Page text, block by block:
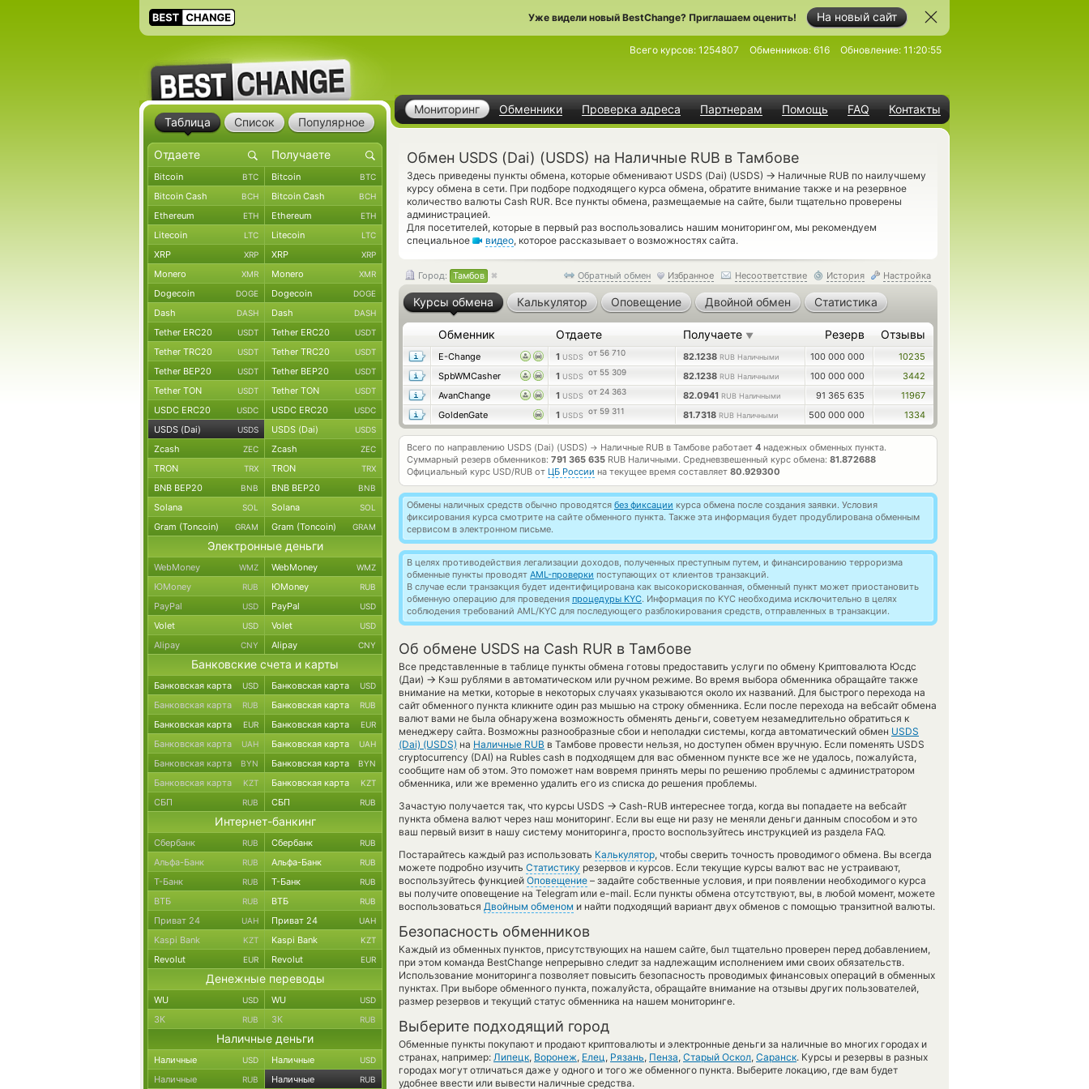
На новый сайт
Уже видели новый BestChange? Приглашаем оценить!
Мониторинг Обменники Проверка адреса Партнерам Помощь FAQ Контакты
Всего курсов: 1254807 Обменников: 616 Обновление: 11:20:55
Обмен USDS (Dai) (USDS) на Наличные RUB в Тамбове
Здесь приведены пункты обмена, которые обменивают USDS (Dai) (USDS) → Наличные RUB по наилучшему
курсу обмена в сети. При подборе подходящего курса обмена, обратите внимание также и на резервное
количество валюты Cash RUR. Все пункты обмена, размещаемые на сайте, были тщательно проверены
администрацией.
Для посетителей, которые в первый раз воспользовались нашим мониторингом, мы рекомендуем
специальное
видео, которое рассказывает о возможностях сайта.
Обратный обмен Избранное Несоответствие История Настройка
Город: Тамбов
Курсы обмена Калькулятор Оповещение Двойной обмен Статистика
Обменник Отдаете Получаете ▼ Резерв Отзывы
E-Change 1 USDS от 56 710 82.1238 RUB Наличными 100 000 000
10235
SpbWMCasher
1 USDS от 55 309 82.1238 RUB Наличными 100 000 000
3442
AvanChange
1 USDS от 24 363 82.0941 RUB Наличными 91 365 635
11967
GoldenGate
1 USDS от 59 311 81.7318 RUB Наличными 500 000 000 1334
Всего по направлению USDS (Dai) (USDS) → Наличные RUB в Тамбове работает 4 надежных обменных пункта.
Суммарный резерв обменников: 791 365 635 RUB Наличными. Средневзвешенный курс обмена: 81.872688
Официальный курс USD/RUB от ЦБ России на текущее время составляет 80.929300
Обмены наличных средств обычно проводятся без фиксации курса обмена после создания заявки. Условия
фиксирования курса смотрите на сайте обменного пункта. Также эта информация будет продублирована обменным
сервисом в электронном письме.
В целях противодействия легализации доходов, полученных преступным путем, и финансированию терроризма
обменные пункты проводят AML-проверки поступающих от клиентов транзакций.
В случае если транзакция будет идентифицирована как высокорискованная, обменный пункт может приостановить
обменную операцию для проведения процедуры KYC. Информация по KYC необходима исключительно в целях
соблюдения требований AML/KYC для последующего разблокирования средств, отправленных в транзакции.
Об обмене USDS на Cash RUR в Тамбове
Все представленные в таблице пункты обмена готовы предоставить услуги по обмену Криптовалюта Юсдс
(Даи) → Кэш рублями в автоматическом или ручном режиме. Во время выбора обменника обращайте также
внимание на метки, которые в некоторых случаях указываются около их названий. Для быстрого перехода на
сайт обменного пункта кликните один раз мышью на строку обменника. Если после перехода на вебсайт обмена
валют вами не была обнаружена возможность обменять деньги, советуем незамедлительно обратиться к
менеджеру сайта. Возможны разнообразные сбои и неполадки системы, когда автоматический обмен USDS
(Dai) (USDS) на Наличные RUB в Тамбове провести нельзя, но доступен обмен вручную. Если поменять USDS
cryptocurrency (DAI) на Rubles cash в подходящем для вас обменном пункте все же не удалось, пожалуйста,
сообщите нам об этом. Это поможет нам вовремя принять меры по решению проблемы с администратором
обменника, или же временно удалить его из списка до решения проблемы.
Зачастую получается так, что курсы USDS → Cash-RUB интереснее тогда, когда вы попадаете на вебсайт
пункта обмена валют через наш мониторинг. Если вы еще ни разу не меняли деньги данным способом и это
ваш первый визит в нашу систему мониторинга, просто воспользуйтесь инструкцией из раздела FAQ.
Постарайтесь каждый раз использовать Калькулятор, чтобы сверить точность проводимого обмена. Вы всегда
можете подробно изучить Статистику резервов и курсов. Если текущие курсы валют вас не устраивают,
воспользуйтесь функцией Оповещение – задайте собственные условия, и при появлении необходимого курса
вы получите оповещение на Telegram или e-mail. Если пункты обмена отсутствуют, вы, в любой момент, можете
воспользоваться Двойным обменом и найти подходящий вариант двух обменов с помощью транзитной валюты.
Безопасность обменников
Каждый из обменных пунктов, присутствующих на нашем сайте, был тщательно проверен перед добавлением,
при этом команда BestChange непрерывно следит за надлежащим исполнением ими своих обязательств.
Использование мониторинга позволяет повысить безопасность проводимых финансовых операций в обменных
пунктах. При выборе обменного пункта, пожалуйста, обращайте внимание на отзывы других пользователей,
размер резервов и текущий статус обменника на нашем мониторинге.
Выберите подходящий город
Обменные пункты покупают и продают криптовалюты и электронные деньги за наличные во многих городах и
странах, например: Липецк, Воронеж, Елец, Рязань, Пенза, Старый Оскол, Саранск. Курсы и резервы в разных
городах могут отличаться даже у одного и того же обменного пункта. Выберите локацию, где вам будет
удобнее ввести или вывести наличные средства.
Таблица Список Популярное
Bitcoin BTC Bitcoin BTC
Bitcoin Cash BCH Bitcoin Cash BCH
Ethereum ETH Ethereum ETH
Litecoin LTC Litecoin LTC
XRP XRP XRP XRP
Monero XMR Monero XMR
Dogecoin DOGE Dogecoin DOGE
Dash DASH Dash DASH
Tether ERC20 USDT Tether ERC20 USDT
Tether TRC20 USDT Tether TRC20 USDT
Tether BEP20 USDT Tether BEP20 USDT
Tether TON USDT Tether TON USDT
USDC ERC20 USDC USDC ERC20 USDC
USDS (Dai) USDS USDS (Dai) USDS
Zcash ZEC Zcash ZEC
TRON TRX TRON TRX
BNB BEP20 BNB BNB BEP20 BNB
Solana SOL Solana SOL
Gram (Toncoin) GRAM Gram (Toncoin) GRAM
Электронные деньги
WebMoney WMZ WebMoney WMZ
ЮMoney RUB ЮMoney RUB
PayPal USD PayPal USD
Volet USD Volet USD
Alipay CNY Alipay CNY
Банковские счета и карты
Банковская карта USD Банковская карта USD
Банковская карта RUB Банковская карта RUB
Банковская карта EUR Банковская карта EUR
Банковская карта UAH Банковская карта UAH
Банковская карта BYN Банковская карта BYN
Банковская карта KZT Банковская карта KZT
СБП RUB СБП RUB
Интернет-банкинг
Сбербанк RUB Сбербанк RUB
Альфа-Банк RUB Альфа-Банк RUB
Т-Банк RUB Т-Банк RUB
ВТБ RUB ВТБ RUB
Приват 24 UAH Приват 24 UAH
Kaspi Bank KZT Kaspi Bank KZT
Revolut EUR Revolut EUR
Денежные переводы
WU USD WU USD
ЗК RUB ЗК RUB
Наличные деньги
Наличные USD Наличные USD
Наличные RUB Наличные RUB